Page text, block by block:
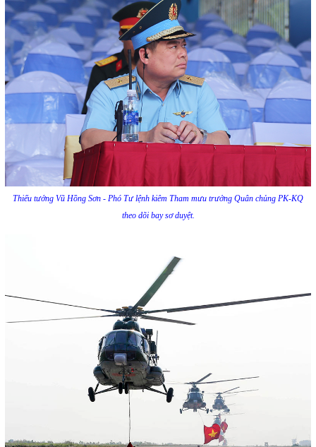
Thiếu tướng Vũ Hồng Sơn - Phó Tư lệnh kiêm Tham mưu trưởng Quân chủng PK-KQ
theo dõi bay sơ duyệt.